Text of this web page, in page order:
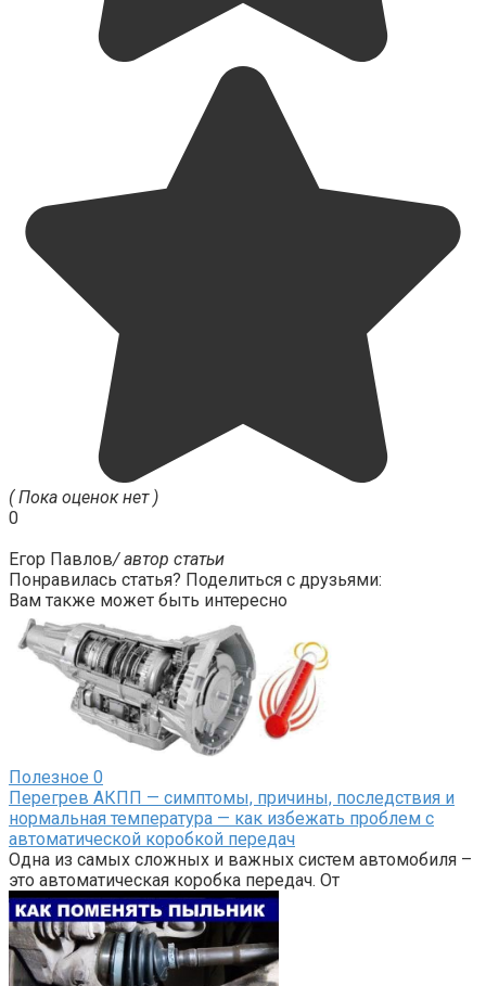
( Пока оценок нет )
0
Егор Павлов/ автор статьи
Понравилась статья? Поделиться с друзьями:
Вам также может быть интересно
Полезное 0
Перегрев АКПП — симптомы, причины, последствия и
нормальная температура — как избежать проблем с
автоматической коробкой передач
Одна из самых сложных и важных систем автомобиля –
это автоматическая коробка передач. От